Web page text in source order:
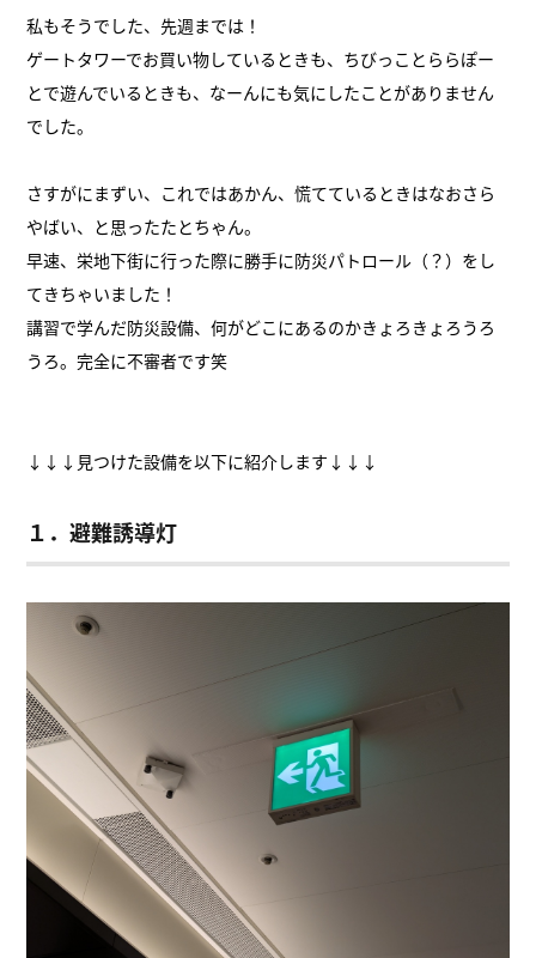
私もそうでした、先週までは！
ゲートタワーでお買い物しているときも、ちびっことららぽー
とで遊んでいるときも、なーんにも気にしたことがありません
でした。
さすがにまずい、これではあかん、慌てているときはなおさら
やばい、と思ったたとちゃん。
早速、栄地下街に行った際に勝手に防災パトロール（？）をし
てきちゃいました！
講習で学んだ防災設備、何がどこにあるのかきょろきょろうろ
うろ。完全に不審者です笑
↓↓↓見つけた設備を以下に紹介します↓↓↓
１．避難誘導灯